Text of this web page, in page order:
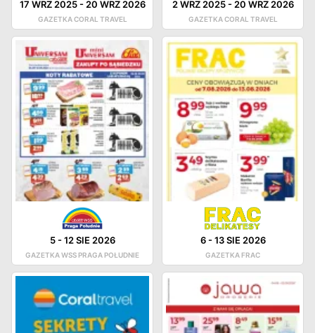
17 WRZ 2025- 20 WRZ 2026
GAZETKA CORAL TRAVEL
2 WRZ 2025- 20 WRZ 2026
GAZETKA CORAL TRAVEL
5-12 SIE 2026
GAZETKA WSS PRAGA POŁUDNIE
6-13 SIE 2026
GAZETKA FRAC